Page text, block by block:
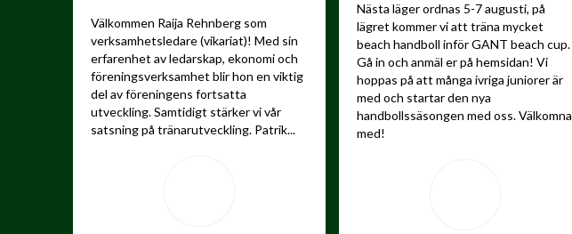
Välkommen Raija Rehnberg som
verksamhetsledare (vikariat)! Med sin
erfarenhet av ledarskap, ekonomi och
föreningsverksamhet blir hon en viktig
del av föreningens fortsatta
utveckling.Samtidigt stärker vi vår
satsning på tränarutveckling. Patrik...
Nästa läger ordnas 5-7 augusti, på
lägret kommer vi att träna mycket
beach handboll inför GANT beach cup.
Gå in och anmäl er på hemsidan! Vi
hoppas på att många ivriga juniorer är
med och startar den nya
handbollssäsongen med oss. Välkomna
med!